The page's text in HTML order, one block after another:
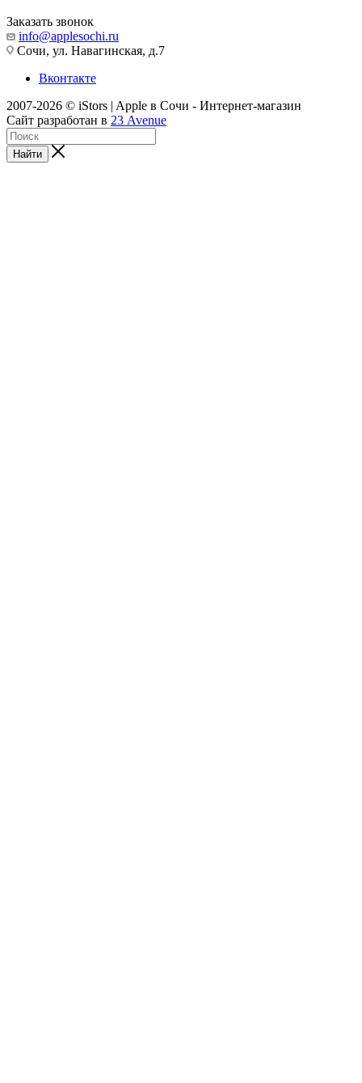
Заказать звонок
info@applesochi.ru
Сочи, ул. Навагинская, д.7
Вконтакте
2007-2026 © iStors | Apple в Сочи - Интернет-магазин
Сайт разработан в 23 Avenue
Найти